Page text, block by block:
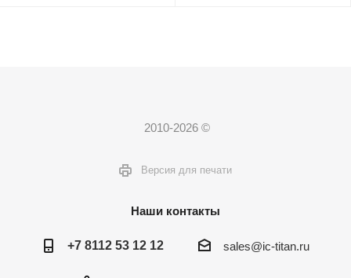
2010-2026 ©
Версия для печати
Наши контакты
+7 8112 53 12 12 sales@ic-titan.ru